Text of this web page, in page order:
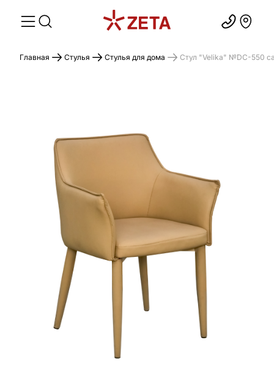
Главная Стулья Стулья для дома Стул "Velika" №DC-550